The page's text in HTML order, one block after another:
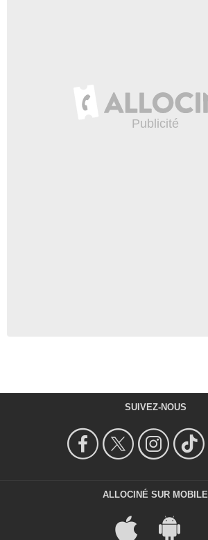
SUIVEZ-NOUS
ALLOCINÉ SUR MOBILE